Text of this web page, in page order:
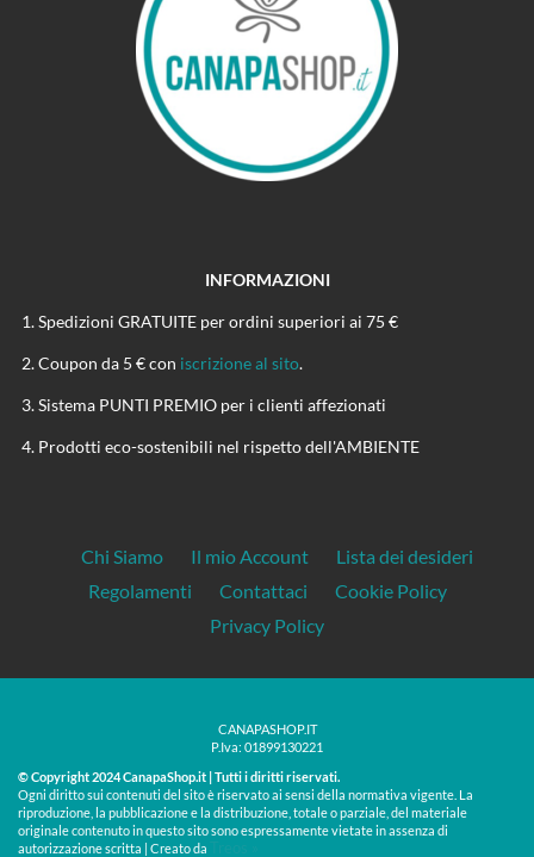
INFORMAZIONI
Spedizioni GRATUITE per ordini superiori ai 75 €
Coupon da 5 € con iscrizione al sito.
Sistema PUNTI PREMIO per i clienti affezionati
Prodotti eco-sostenibili nel rispetto dell'AMBIENTE
Chi Siamo Il mio Account
Lista dei desideri
Regolamenti
Contattaci
Cookie Policy
Privacy Policy
CANAPASHOP.IT
P.Iva: 01899130221
© Copyright 2024 CanapaShop.it | Tutti i diritti riservati.
Ogni diritto sui contenuti del sito è riservato ai sensi della normativa vigente. La
riproduzione, la pubblicazione e la distribuzione, totale o parziale, del materiale
originale contenuto in questo sito sono espressamente vietate in assenza di
autorizzazione scritta | Creato da